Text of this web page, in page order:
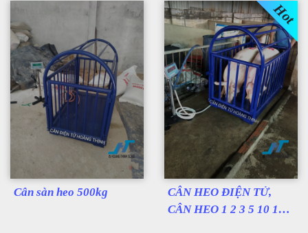
Cân sàn heo 500kg
Hot
CÂN HEO ĐIỆN TỬ,
CÂN HEO 1 2 3 5 10 15